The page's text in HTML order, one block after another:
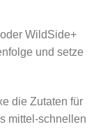
WildSide+
und setze
die Zutaten für
mittel-schnellen